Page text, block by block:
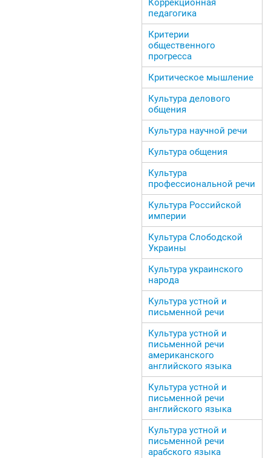
Коррекционная
педагогика
Критерии
общественного
прогресса
Критическое мышление
Культура делового
общения
Культура научной речи
Культура общения
Культура
профессиональной речи
Культура Российской
империи
Культура Слободской
Украины
Культура украинского
народа
Культура устной и
письменной речи
Культура устной и
письменной речи
американского
английского языка
Культура устной и
письменной речи
английского языка
Культура устной и
письменной речи
арабского языка